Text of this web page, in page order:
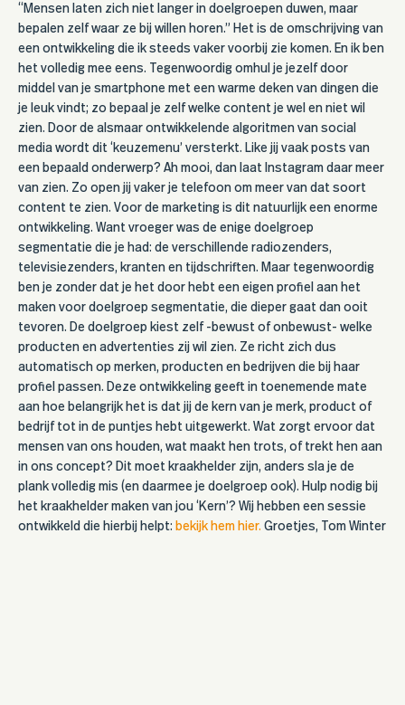
“Mensen laten zich niet langer in doelgroepen duwen, maar
bepalen zelf waar ze bij willen horen.” Het is de omschrijving van
een ontwikkeling die ik steeds vaker voorbij zie komen. En ik ben
het volledig mee eens. Tegenwoordig omhul je jezelf door
middel van je smartphone met een warme deken van dingen die
je leuk vindt; zo bepaal je zelf welke content je wel en niet wil
zien. Door de alsmaar ontwikkelende algoritmen van social
media wordt dit ‘keuzemenu’ versterkt. Like jij vaak posts van
een bepaald onderwerp? Ah mooi, dan laat Instagram daar meer
van zien. Zo open jij vaker je telefoon om meer van dat soort
content te zien. Voor de marketing is dit natuurlijk een enorme
ontwikkeling. Want vroeger was de enige doelgroep
segmentatie die je had: de verschillende radiozenders,
televisiezenders, kranten en tijdschriften. Maar tegenwoordig
ben je zonder dat je het door hebt een eigen profiel aan het
maken voor doelgroep segmentatie, die dieper gaat dan ooit
tevoren. De doelgroep kiest zelf -bewust of onbewust- welke
producten en advertenties zij wil zien. Ze richt zich dus
automatisch op merken, producten en bedrijven die bij haar
profiel passen. Deze ontwikkeling geeft in toenemende mate
aan hoe belangrijk het is dat jij de kern van je merk, product of
bedrijf tot in de puntjes hebt uitgewerkt. Wat zorgt ervoor dat
mensen van ons houden, wat maakt hen trots, of trekt hen aan
in ons concept? Dit moet kraakhelder zijn, anders sla je de
plank volledig mis (en daarmee je doelgroep ook). Hulp nodig bij
het kraakhelder maken van jou ‘Kern’? Wij hebben een sessie
ontwikkeld die hierbij helpt: bekijk hem hier. Groetjes, Tom Winter